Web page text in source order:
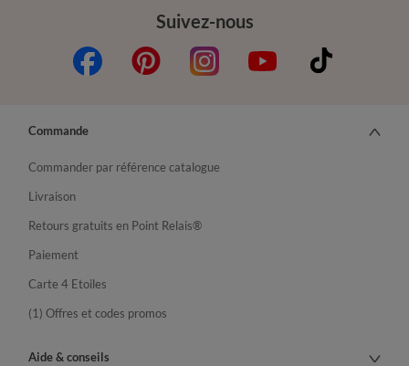
Suivez-nous
Commande
Commander par référence catalogue
Livraison
Retours gratuits en Point Relais®
Paiement
Carte 4 Etoiles
(1) Offres et codes promos
Aide & conseils